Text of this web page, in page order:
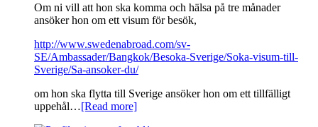
Om ni vill att hon ska komma och hälsa på tre månader
ansöker hon om ett visum för besök,
http://www.swedenabroad.com/sv-
SE/Ambassader/Bangkok/Besoka-Sverige/Soka-visum-till-
Sverige/Sa-ansoker-du/
om hon ska flytta till Sverige ansöker hon om ett tillfälligt
uppehål…[Read more]